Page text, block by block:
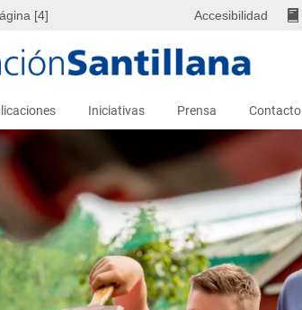
[4] Accesibilidad
Iniciativas Prensa Contacto